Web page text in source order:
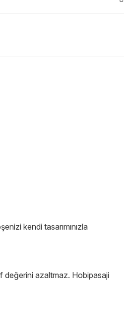
kendi tasarımınızla
değerini azaltmaz. Hobipasaji